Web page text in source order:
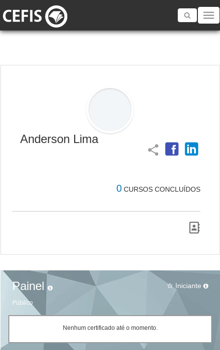
Toggle
Anderson Lima
share
0 CURSOS CONCLUÍDOS
Painel
Público
star_border Iniciante
Nenhum certificado até o momento.